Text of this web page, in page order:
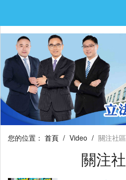
您的位置： 首頁 / Video / 關注社區
關注